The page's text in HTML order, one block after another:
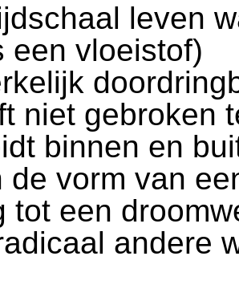
leven
een vloeistof)
niet gebroken
binnen en
de vorm van
tot een
andere